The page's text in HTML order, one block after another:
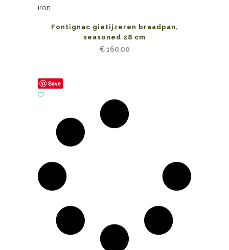
Fontignac gietijzeren braadpan,
seasoned 28 cm
€160,00
Save